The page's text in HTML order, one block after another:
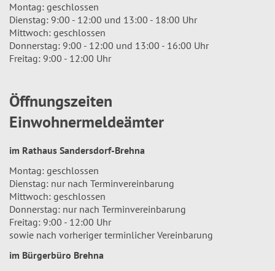
Montag: geschlossen
Dienstag: 9:00 - 12:00 und 13:00 - 18:00 Uhr
Mittwoch: geschlossen
Donnerstag: 9:00 - 12:00 und 13:00 - 16:00 Uhr
Freitag: 9:00 - 12:00 Uhr
Öffnungszeiten
Einwohnermeldeämter
im Rathaus Sandersdorf-Brehna
Montag: geschlossen
Dienstag: nur nach Terminvereinbarung
Mittwoch: geschlossen
Donnerstag: nur nach Terminvereinbarung
Freitag: 9:00 - 12:00 Uhr
sowie nach vorheriger terminlicher Vereinbarung
im Bürgerbüro Brehna